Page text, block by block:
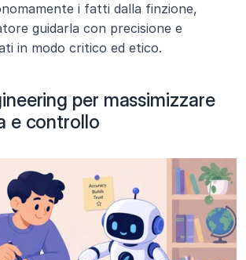
i fatti dalla finzione,
guidarla con precisione e
in modo critico ed etico.
per massimizzare
e controllo